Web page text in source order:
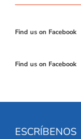
Find us on Facebook
Find us on Facebook
ESCRÍBENOS